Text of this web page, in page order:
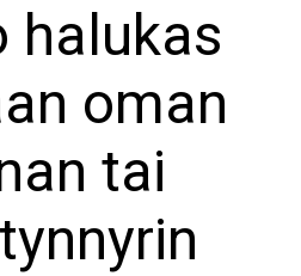
halukas
oman
tai